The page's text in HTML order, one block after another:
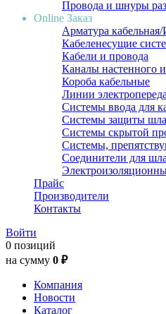
Провода и шнуры
Online Заказ
Арматура
Кабеленесущие
Кабели и провода
Каналы настенного
Короба кабельные
Линии
Системы ввода для
Системы защиты
Системы скрытой
Системы,
Соединители для
Прайс
Производители
Контакты
Войти
0 позиций
на сумму 0 ₽
Компания
Новости
Каталог